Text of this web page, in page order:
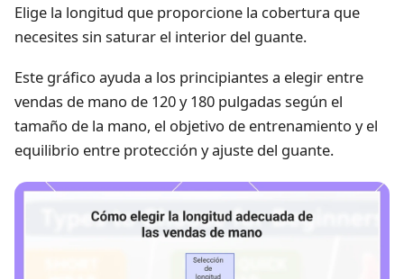
Elige la longitud que proporcione la cobertura que
necesites sin saturar el interior del guante.
Este gráfico ayuda a los principiantes a elegir entre
vendas de mano de 120 y 180 pulgadas según el
tamaño de la mano, el objetivo de entrenamiento y el
equilibrio entre protección y ajuste del guante.